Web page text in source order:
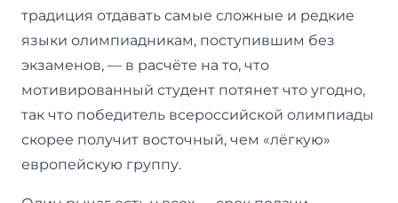
традиция отдавать самые сложные и редкие
языки олимпиадникам, поступившим без
экзаменов, — в расчёте на то, что
мотивированный студент потянет что угодно,
так что победитель всероссийской олимпиады
скорее получит восточный, чем «лёгкую»
европейскую группу.